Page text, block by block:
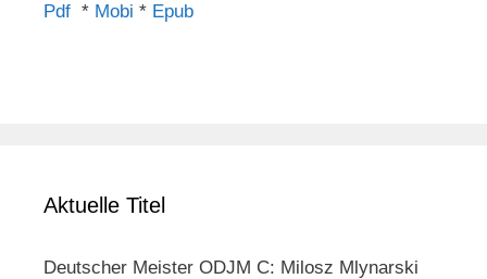
Pdf * Mobi * Epub
Aktuelle Titel
Deutscher Meister ODJM C: Milosz Mlynarski